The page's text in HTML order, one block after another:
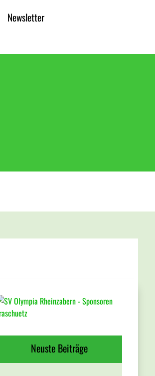
Newsletter
Neuste Beiträge